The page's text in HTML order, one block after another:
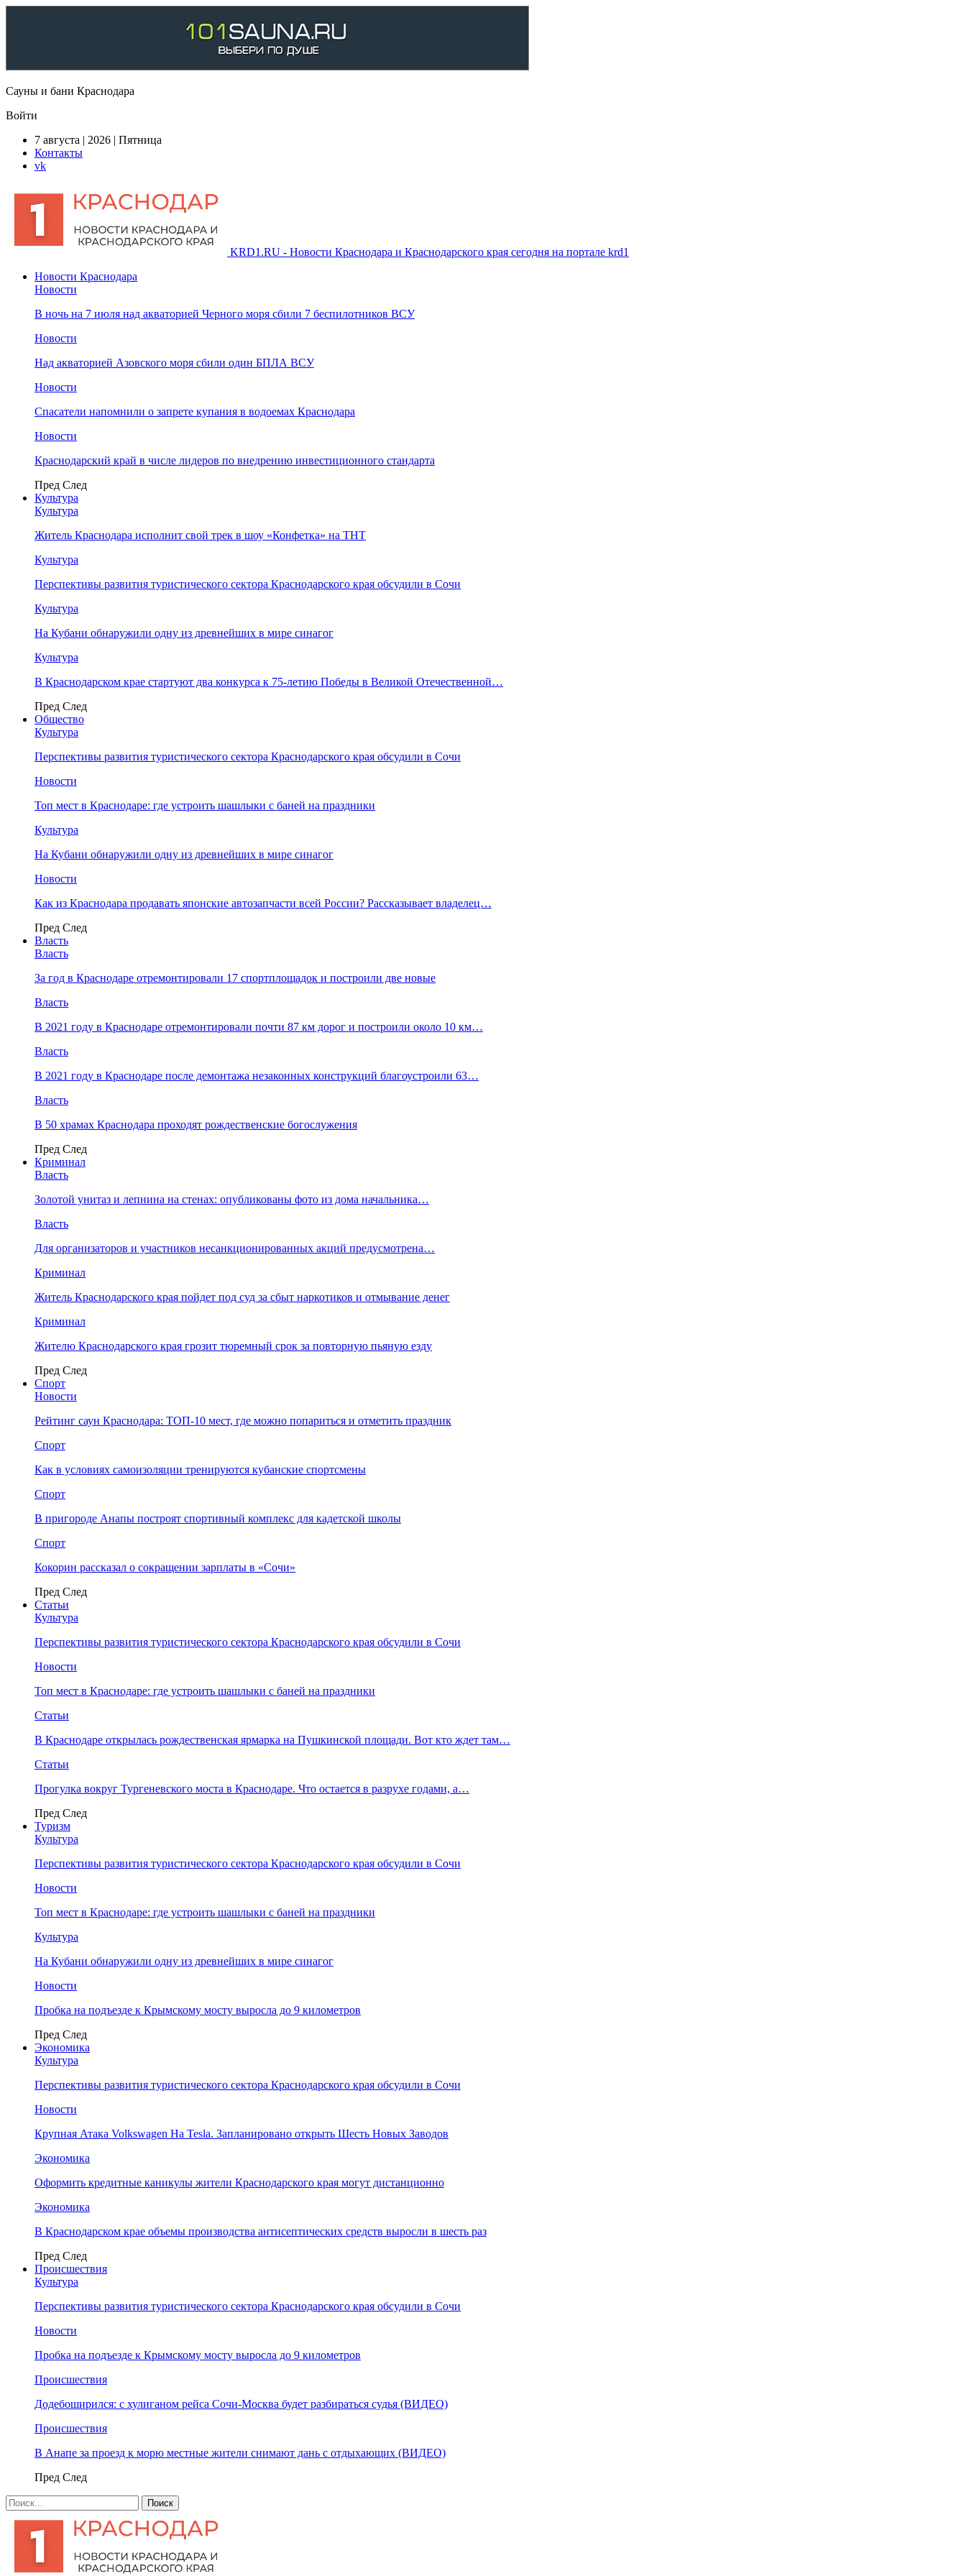
Сауны и бани Краснодара
Войти
7 августа | 2026 | Пятница
Контакты
vk
KRD1.RU - Новости Краснодара и Краснодарского края сегодня на портале krd1
Новости Краснодара
Новости
В ночь на 7 июля над акваторией Черного моря сбили 7 беспилотников ВСУ
Новости
Над акваторией Азовского моря сбили один БПЛА ВСУ
Новости
Спасатели напомнили о запрете купания в водоемах Краснодара
Новости
Краснодарский край в числе лидеров по внедрению инвестиционного стандарта
Пред След
Культура
Культура
Житель Краснодара исполнит свой трек в шоу «Конфетка» на ТНТ
Культура
Перспективы развития туристического сектора Краснодарского края обсудили в Сочи
Культура
На Кубани обнаружили одну из древнейших в мире синагог
Культура
В Краснодарском крае стартуют два конкурса к 75-летию Победы в Великой Отечественной…
Пред След
Общество
Культура
Перспективы развития туристического сектора Краснодарского края обсудили в Сочи
Новости
Топ мест в Краснодаре: где устроить шашлыки с баней на праздники
Культура
На Кубани обнаружили одну из древнейших в мире синагог
Новости
Как из Краснодара продавать японские автозапчасти всей России? Рассказывает владелец…
Пред След
Власть
Власть
За год в Краснодаре отремонтировали 17 спортплощадок и построили две новые
Власть
В 2021 году в Краснодаре отремонтировали почти 87 км дорог и построили около 10 км…
Власть
В 2021 году в Краснодаре после демонтажа незаконных конструкций благоустроили 63…
Власть
В 50 храмах Краснодара проходят рождественские богослужения
Пред След
Криминал
Власть
​Золотой унитаз и лепнина на стенах: опубликованы фото из дома начальника…
Власть
Для организаторов и участников несанкционированных акций предусмотрена…
Криминал
Житель Краснодарского края пойдет под суд за сбыт наркотиков и отмывание денег
Криминал
Жителю Краснодарского края грозит тюремный срок за повторную пьяную езду
Пред След
Спорт
Новости
Рейтинг саун Краснодара: ТОП-10 мест, где можно попариться и отметить праздник
Спорт
Как в условиях самоизоляции тренируются кубанские спортсмены
Спорт
В пригороде Анапы построят спортивный комплекс для кадетской школы
Спорт
Кокорин рассказал о сокращении зарплаты в «Сочи»
Пред След
Статьи
Культура
Перспективы развития туристического сектора Краснодарского края обсудили в Сочи
Новости
Топ мест в Краснодаре: где устроить шашлыки с баней на праздники
Статьи
В Краснодаре открылась рождественская ярмарка на Пушкинской площади. Вот кто ждет там…
Статьи
Прогулка вокруг Тургеневского моста в Краснодаре. Что остается в разрухе годами, а…
Пред След
Туризм
Культура
Перспективы развития туристического сектора Краснодарского края обсудили в Сочи
Новости
Топ мест в Краснодаре: где устроить шашлыки с баней на праздники
Культура
На Кубани обнаружили одну из древнейших в мире синагог
Новости
Пробка на подъезде к Крымскому мосту выросла до 9 километров
Пред След
Экономика
Культура
Перспективы развития туристического сектора Краснодарского края обсудили в Сочи
Новости
Крупная Атака Volkswagen На Tesla. Запланировано открыть Шесть Новых Заводов
Экономика
Оформить кредитные каникулы жители Краснодарского края могут дистанционно
Экономика
В Краснодарском крае объемы производства антисептических средств выросли в шесть раз
Пред След
Происшествия
Культура
Перспективы развития туристического сектора Краснодарского края обсудили в Сочи
Новости
Пробка на подъезде к Крымскому мосту выросла до 9 километров
Происшествия
Додебоширился: с хулиганом рейса Сочи-Москва будет разбираться судья (ВИДЕО)
Происшествия
В Анапе за проезд к морю местные жители снимают дань с отдыхающих (ВИДЕО)
Пред След